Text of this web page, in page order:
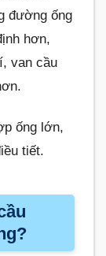
đường ống
hơn,
van cầu
ống lớn,
tiết.